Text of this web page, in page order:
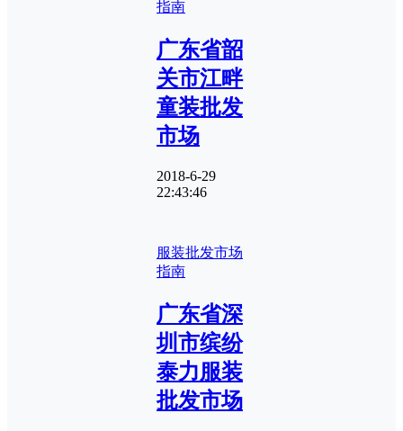
指南
广东省韶
关市江畔
童装批发
市场
2018-6-29
22:43:46
服装批发市场
指南
广东省深
圳市缤纷
泰力服装
批发市场